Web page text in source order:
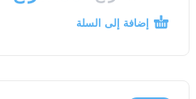
إضافة إلى السلة